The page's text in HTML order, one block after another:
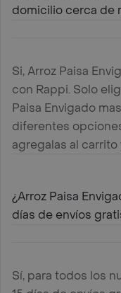
domicilio cerca de
Si, Arroz Paisa
con Rappi. Solo
Paisa Envigado
diferentes
agregalas al
¿Arroz Paisa
días de envíos
Sí, para todos los